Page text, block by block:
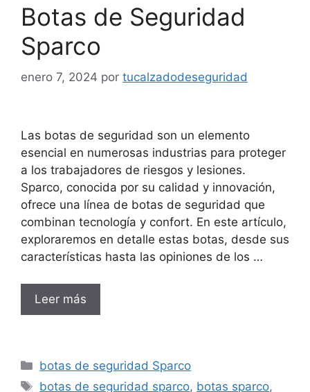
Botas de Seguridad
Sparco
enero 7, 2024 por tucalzadodeseguridad
Las botas de seguridad son un elemento
esencial en numerosas industrias para proteger
a los trabajadores de riesgos y lesiones.
Sparco, conocida por su calidad y innovación,
ofrece una línea de botas de seguridad que
combinan tecnología y confort. En este artículo,
exploraremos en detalle estas botas, desde sus
características hasta las opiniones de los …
Leer más
Categorías
botas de seguridad Sparco
Etiquetas
botas de seguridad sparco, botas sparco,